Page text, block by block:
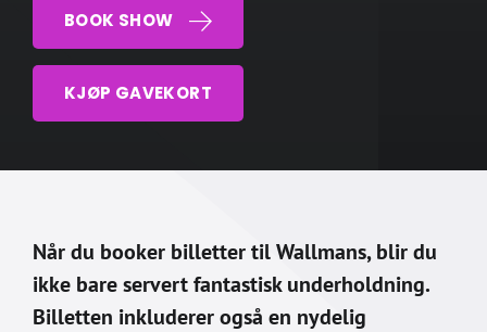
BOOK SHOW
KJØP GAVEKORT
Når du booker billetter til Wallmans, blir du
ikke bare servert fantastisk underholdning.
Billetten inkluderer også en nydelig